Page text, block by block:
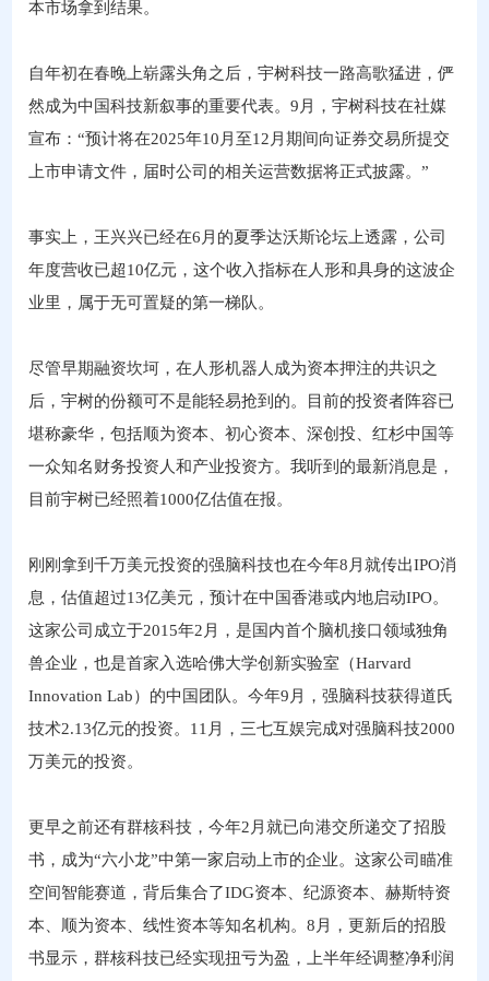
本市场拿到结果。
自年初在春晚上崭露头角之后，宇树科技一路高歌猛进，俨
然成为中国科技新叙事的重要代表。9月，宇树科技在社媒
宣布：“预计将在2025年10月至12月期间向证券交易所提交
上市申请文件，届时公司的相关运营数据将正式披露。”
事实上，王兴兴已经在6月的夏季达沃斯论坛上透露，公司
年度营收已超10亿元，这个收入指标在人形和具身的这波企
业里，属于无可置疑的第一梯队。
尽管早期融资坎坷，在人形机器人成为资本押注的共识之
后，宇树的份额可不是能轻易抢到的。目前的投资者阵容已
堪称豪华，包括顺为资本、初心资本、深创投、红杉中国等
一众知名财务投资人和产业投资方。我听到的最新消息是，
目前宇树已经照着1000亿估值在报。
刚刚拿到千万美元投资的强脑科技也在今年8月就传出IPO消
息，估值超过13亿美元，预计在中国香港或内地启动IPO。
这家公司成立于2015年2月，是国内首个脑机接口领域独角
兽企业，也是首家入选哈佛大学创新实验室（Harvard
Innovation Lab）的中国团队。今年9月，强脑科技获得道氏
技术2.13亿元的投资。11月，三七互娱完成对强脑科技2000
万美元的投资。
更早之前还有群核科技，今年2月就已向港交所递交了招股
书，成为“六小龙”中第一家启动上市的企业。这家公司瞄准
空间智能赛道，背后集合了IDG资本、纪源资本、赫斯特资
本、顺为资本、线性资本等知名机构。8月，更新后的招股
书显示，群核科技已经实现扭亏为盈，上半年经调整净利润